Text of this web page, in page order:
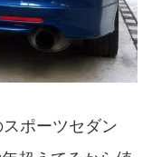
ポーツセダン